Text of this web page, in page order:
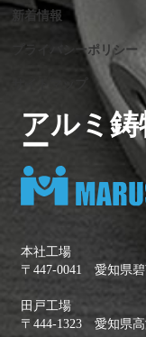
新着情報
プライバシーポリシー
アルミ
ー
本社工場
〒447-0041 愛知県
田戸工場
〒444-1323 愛知県